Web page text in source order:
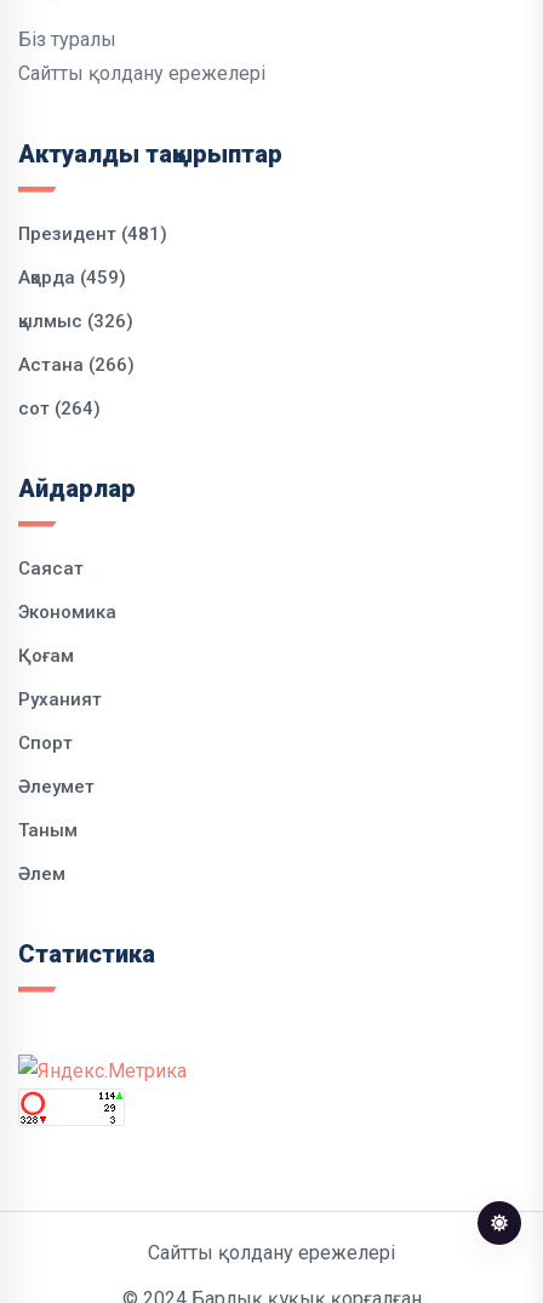
Біз туралы
Сайтты қолдану ережелері
Актуалды тақырыптар
Президент (481)
Ақорда (459)
қылмыс (326)
Астана (266)
сот (264)
Айдарлар
Саясат
Экономика
Қоғам
Руханият
Спорт
Әлеумет
Таным
Әлем
Статистика
Сайтты қолдану ережелері